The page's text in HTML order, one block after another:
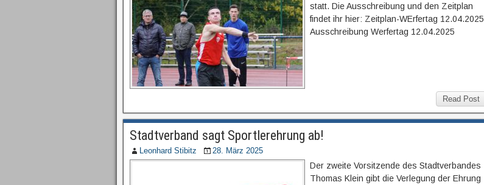
statt. Die Ausschreibung und den Zeitplan
findet ihr hier: Zeitplan-WErfertag 12.04.2025
Ausschreibung Werfertag 12.04.2025
Read Post
Stadtverband sagt Sportlerehrung ab!
Leonhard Stibitz 28. März 2025
Der zweite Vorsitzende des Stadtverbandes
Thomas Klein gibt die Verlegung der Ehrung